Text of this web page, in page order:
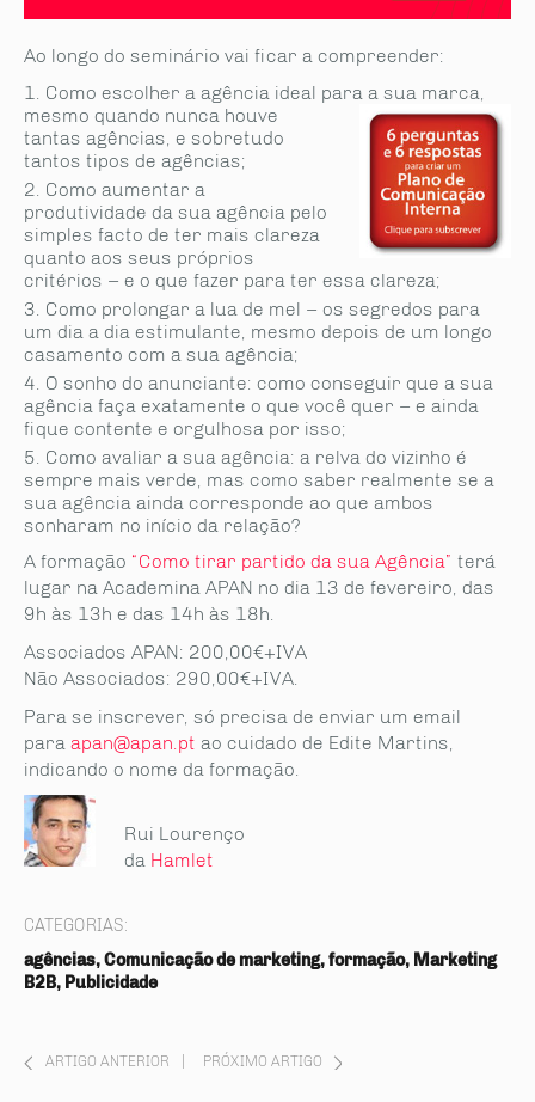
Ao longo do seminário vai ficar a compreender:
Como escolher a agência ideal para a sua marca
mesmo quando nunca houve
tantas agências, e sobretudo
tantos tipos de agências;
Como aumentar a
produtividade da sua agência pelo
simples facto de ter mais clareza
quanto aos seus próprios
critérios – e o que fazer para ter essa clareza;
Como prolongar a lua de mel – os segredos para
um dia a dia estimulante, mesmo depois de um longo
casamento com a sua agência;
O sonho do anunciante: como conseguir que a sua
agência faça exatamente o que você quer – e ainda
fique contente e orgulhosa por isso;
Como avaliar a sua agência: a relva do vizinho é
sempre mais verde, mas como saber realmente se a
sua agência ainda corresponde ao que ambos
sonharam no início da relação?
A formação “Como tirar partido da sua Agência” terá
lugar na Academina APAN no dia 13 de fevereiro, das
9h às 13h e das 14h às 18h.
Associados APAN: 200,00€+IVA
Não Associados: 290,00€+IVA.
Para se inscrever, só precisa de enviar um email
para apan@apan.pt ao cuidado de Edite Martins,
indicando o nome da formação.
Rui Lourenço
da Hamlet
CATEGORIAS:
agências, Comunicação de marketing, formação, Marketing
B2B, Publicidade
ARTIGO ANTERIOR PRÓXIMO ARTIGO